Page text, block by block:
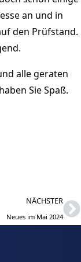
an und in
den Prüfstand.
alle geraten
Sie Spaß.
NÄCHSTER
Neues im Mai 2024